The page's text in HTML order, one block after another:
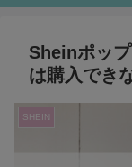
Sheinポッ
は購入でき
SHEIN